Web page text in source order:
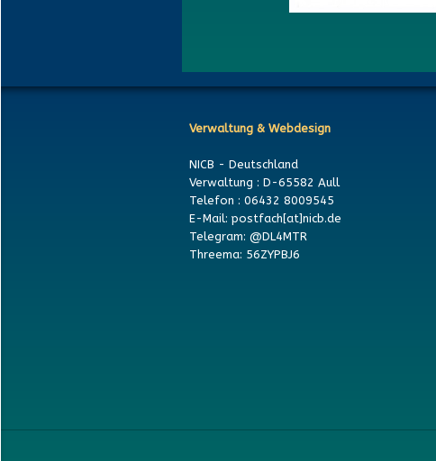
Verwaltung & Webdesign
NICB - Deutschland
Verwaltung : D-65582 Aull
Telefon : 06432 8009545
E-Mail: postfach[at]nicb.de
Telegram: @DL4MTR
Threema: 56ZYPBJ6